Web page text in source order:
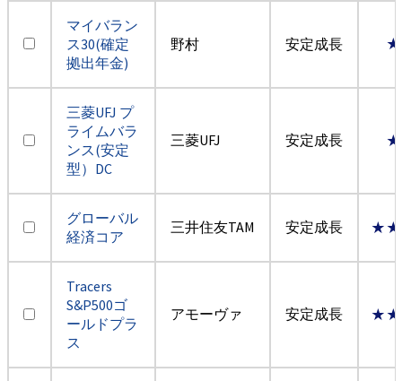
マイバラン
ス30(確定
拠出年金)
野村 安定成長
三菱UFJ プ
ライムバラ
ンス(安定
型）DC
三菱UFJ 安定成長
グローバル
経済コア
三井住友TAM 安定成長
Tracers
S&P500ゴ
ールドプラ
ス
アモーヴァ 安定成長